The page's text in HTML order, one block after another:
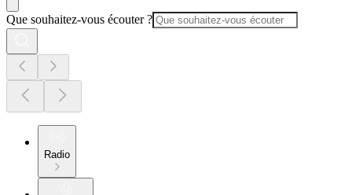
Que souhaitez-vous écouter ?
Radio